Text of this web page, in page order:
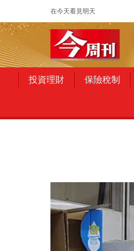
在今天看見明天
投資理財 保險稅制